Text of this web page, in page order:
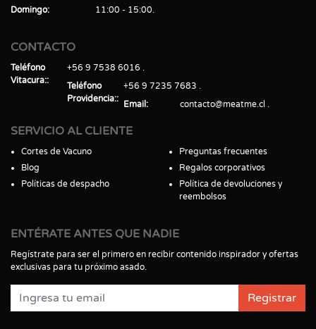
Domingo
11:00 - 15:00
CONTACTO
Teléfono
Vitacura:
+56 9 7538 6016
Teléfono
Providencia:
+56 9 7235 7683
Email
contacto@meatme.cl
SERVICIO AL CLIENTE
Cortes de Vacuno
Blog
Políticas de despacho
Preguntas frecuentes
Regalos corporativos
Política de devoluciones y
reembolsos
ENTÉRATE ANTES QUE NADIE
Regístrate para ser el primero en recibir contenido inspirador y ofertas
exclusivas para tu próximo asado.
Registrar